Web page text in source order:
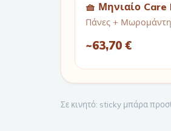
🧺 Μηνιαίο
Πάνες +
~63,70 €
Σε κινητό: sticky μπάρα